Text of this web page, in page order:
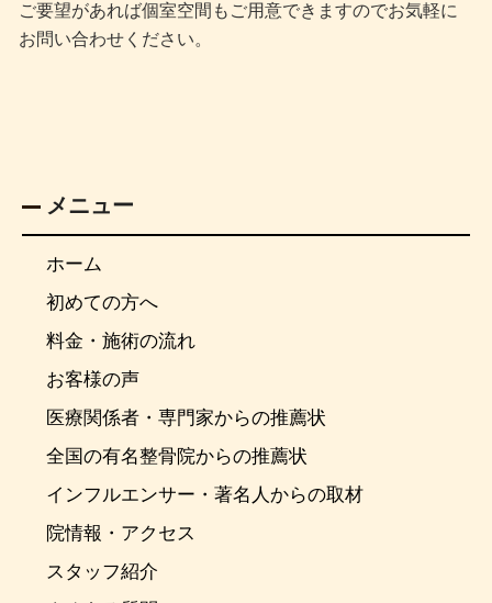
ご要望があれば個室空間もご用意できますのでお気軽に
お問い合わせください。
メニュー
ホーム
初めての方へ
料金・施術の流れ
お客様の声
医療関係者・専門家からの推薦状
全国の有名整骨院からの推薦状
インフルエンサー・著名人からの取材
院情報・アクセス
スタッフ紹介